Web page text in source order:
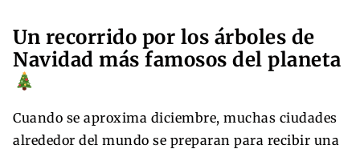
Un recorrido por los árboles de
Navidad más famosos del planeta
Cuando se aproxima diciembre, muchas ciudades
alrededor del mundo se preparan para recibir una